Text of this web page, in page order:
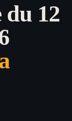
du 12